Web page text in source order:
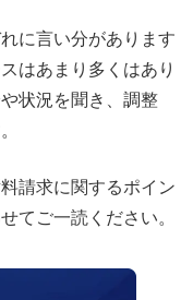
に言い分があります
はあまり多くはあり
状況を聞き、調整
請求に関するポイン
てご一読ください。